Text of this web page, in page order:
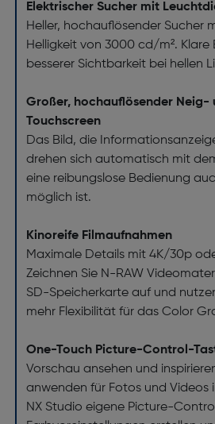
Elektrischer Sucher mit
Heller, hochauflösender Sucher
Helligkeit von 3000 cd/m².
besserer Sichtbarkeit bei hellen
Großer, hochauflösender Neig-
Touchscreen
Das Bild, die
drehen sich automatisch mit
eine reibungslose Bedienung
möglich ist.
Kinoreife Filmaufnahmen
Maximale Details mit 4K/30p
Zeichnen Sie N-RAW
SD-Speicherkarte auf und
mehr Flexibilität für das Color
One-Touch Picture-Control-
Vorschau ansehen und
anwenden für Fotos und Videos
NX Studio eigene Picture-